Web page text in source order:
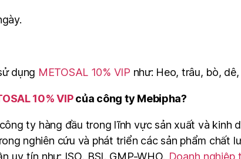
dụng METOSAL 10% VIP như: Heo, trâu, bò,
10% VIPcủa công ty Mebipha?
ty hàng đầu trong lĩnh vực sản xuất và kinh
nghiên cứu và phát triển các sản phẩm chất
uy tín như: ISO, BSI, GMP-WHO, Doanh nghiệp